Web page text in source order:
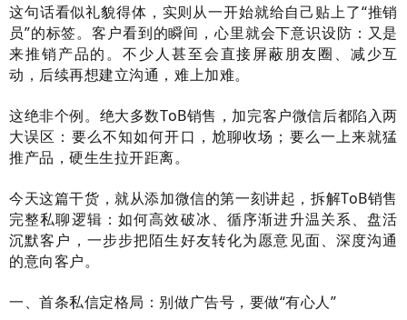
这句话看似礼貌得体，实则从一开始就给自己贴上了“推销
员”的标签。客户看到的瞬间，心里就会下意识设防：又是
来推销产品的。不少人甚至会直接屏蔽朋友圈、减少互
动，后续再想建立沟通，难上加难。
这绝非个例。绝大多数ToB销售，加完客户微信后都陷入两
大误区：要么不知如何开口，尬聊收场；要么一上来就猛
推产品，硬生生拉开距离。
今天这篇干货，就从添加微信的第一刻讲起，拆解ToB销售
完整私聊逻辑：如何高效破冰、循序渐进升温关系、盘活
沉默客户，一步步把陌生好友转化为愿意见面、深度沟通
的意向客户。
一、首条私信定格局：别做广告号，要做“有心人”